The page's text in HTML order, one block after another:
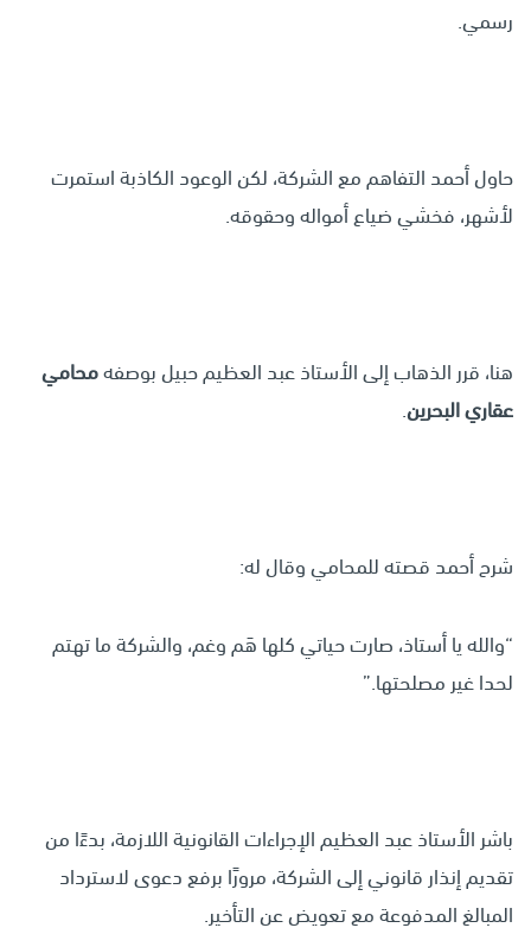
رسمي.
حاول أحمد التفاهم مع الشركة، لكن الوعود الكاذبة استمرت
لأشهر، فخشي ضياع أمواله وحقوقه.
هنا، قرر الذهاب إلى الأستاذ عبد العظيم حبيل بوصفهمحامي
عقاري البحرين.
شرح أحمد قصته للمحامي وقال له:
“والله يا أستاذ، صارت حياتي كلها هَم وغم، والشركة ما تهتم
لحدا غير مصلحتها.”
باشر الأستاذ عبد العظيم الإجراءات القانونية اللازمة، بدءًا من
تقديم إنذار قانوني إلى الشركة، مرورًا برفع دعوى لاسترداد
المبالغ المدفوعة مع تعويض عن التأخير.